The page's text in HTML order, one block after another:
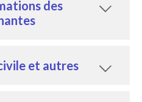
des
et autres